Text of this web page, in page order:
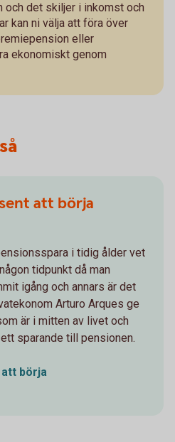
och det skiljer i inkomst och
kan ni välja att föra över
eller
ekonomiskt genom
att börja
i tidig ålder vet
tidpunkt då man
igång och annars är det
Arturo Arques ge
är i mitten av livet och
sparande till pensionen.
börja